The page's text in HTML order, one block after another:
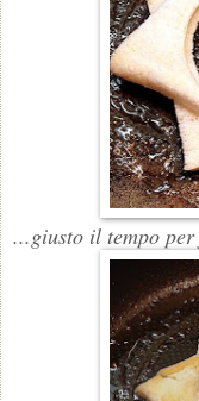
...giusto il tempo